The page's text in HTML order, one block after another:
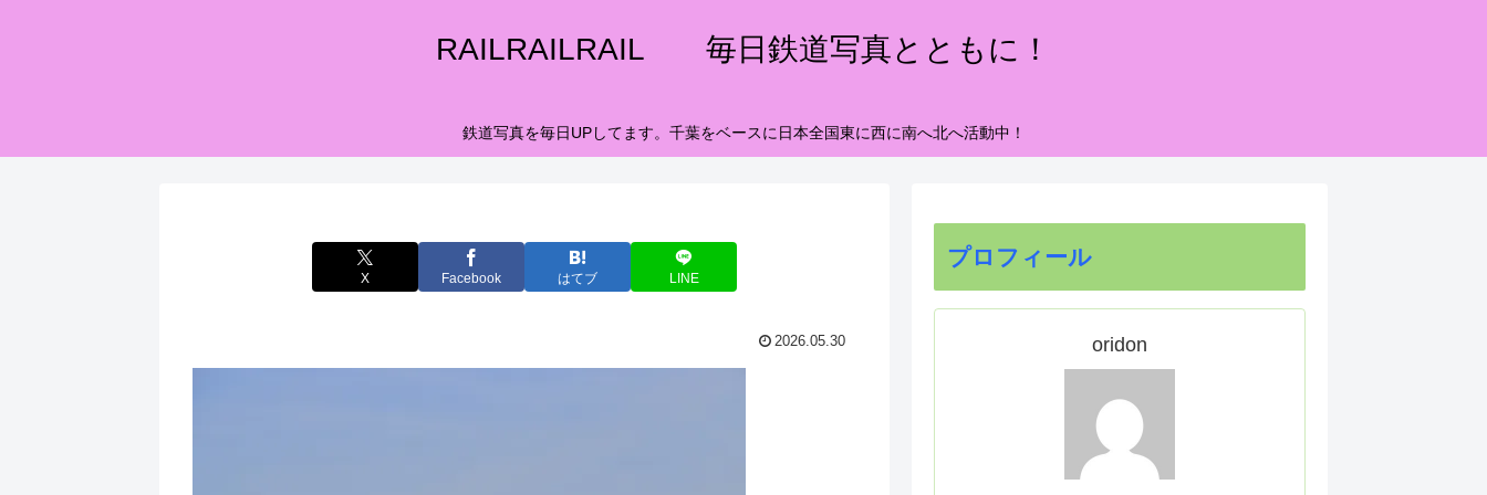
RAILRAILRAIL 毎日鉄道写真とともに！
鉄道写真を毎日UPしてます。千葉をベースに日本全国東に西に南へ北へ活動中！
X Facebook はてブ LINE
2026.05.30
プロフィール
oridon